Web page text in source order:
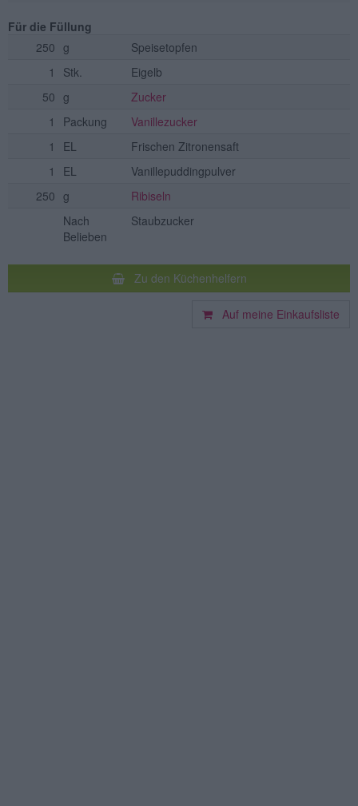
Für die Füllung
250 g
Speisetopfen
1
Stk.
Eigelb
50 g
Zucker
1
Packung
Vanillezucker
1
EL
Frischen Zitronensaft
1
EL
Vanillepuddingpulver
250 g
Ribiseln
Nach
Belieben
Staubzucker
Zu den Küchenhelfern
Auf meine Einkaufsliste